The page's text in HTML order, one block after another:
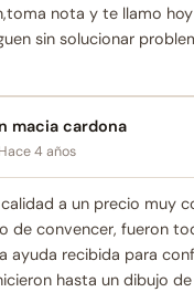
nota y te llamo
sin solucionar
macia cardona
Hace 4 años
a un precio muy
de convencer, fueron
ayuda recibida para
hasta un dibujo